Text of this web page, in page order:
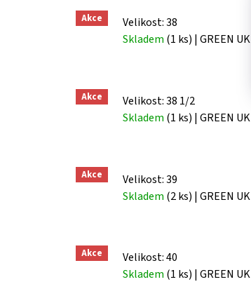
Akce
Velikost: 38
Skladem (1 ks) | GREEN
Akce
Velikost: 38 1/2
Skladem (1 ks) | GREEN
Akce
Velikost: 39
Skladem (2 ks) | GREEN
Akce
Velikost: 40
Skladem (1 ks) | GREEN